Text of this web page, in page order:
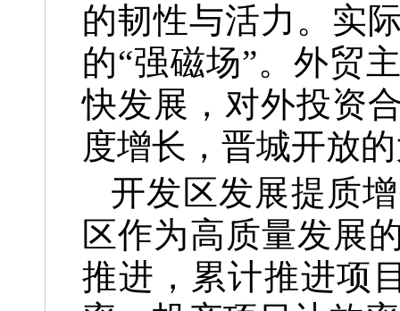
的韧性与活力。实
的“强磁场”。外贸
快发展，对外投资
度增长，晋城开放
开发区发展提质
区作为高质量发展
推进，累计推进项